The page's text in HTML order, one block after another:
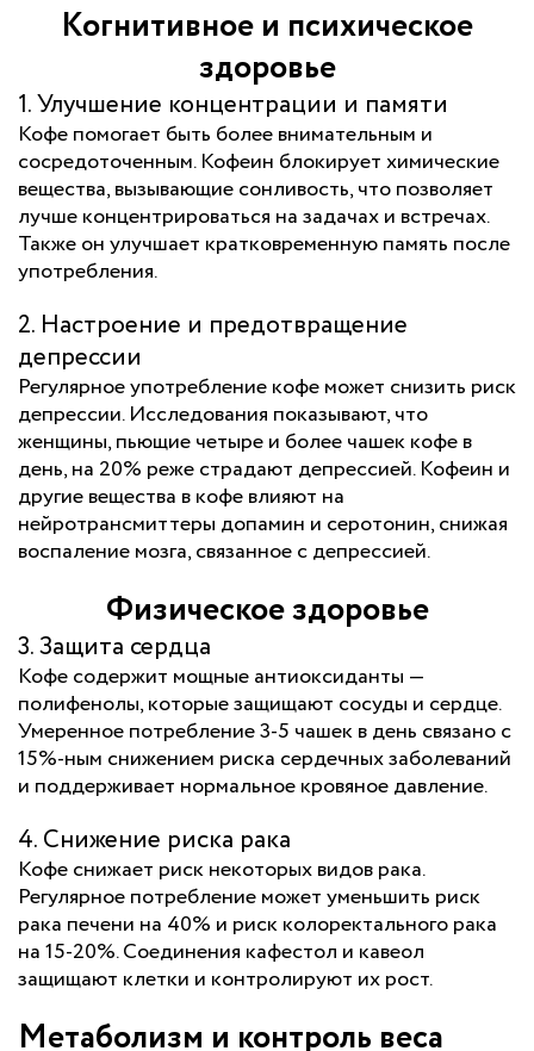
Когнитивное и психическое
здоровье
1. Улучшение концентрации и памяти
Кофе помогает быть более внимательным и
сосредоточенным. Кофеин блокирует химические
вещества, вызывающие сонливость, что позволяет
лучше концентрироваться на задачах и встречах.
Также он улучшает кратковременную память после
употребления.
2. Настроение и предотвращение
депрессии
Регулярное употребление кофе может снизить риск
депрессии. Исследования показывают, что
женщины, пьющие четыре и более чашек кофе в
день, на 20% реже страдают депрессией. Кофеин и
другие вещества в кофе влияют на
нейротрансмиттеры допамин и серотонин, снижая
воспаление мозга, связанное с депрессией.
Физическое здоровье
3. Защита сердца
Кофе содержит мощные антиоксиданты —
полифенолы, которые защищают сосуды и сердце.
Умеренное потребление 3-5 чашек в день связано с
15%-ным снижением риска сердечных заболеваний
и поддерживает нормальное кровяное давление.
4. Снижение риска рака
Кофе снижает риск некоторых видов рака.
Регулярное потребление может уменьшить риск
рака печени на 40% и риск колоректального рака
на 15-20%. Соединения кафестол и кавеол
защищают клетки и контролируют их рост.
Метаболизм и контроль веса